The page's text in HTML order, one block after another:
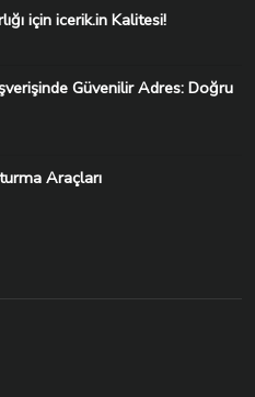
için icerik.in Kalitesi!
Güvenilir Adres: Doğru
Araçları